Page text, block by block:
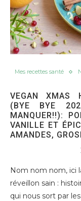
Mes recettes santé
VEGAN XMAS
(BYE BYE
MANQUER!!):
VANILLE ET
AMANDES,
Nom nom nom, ici
réveillon sain :
qui nous sort par